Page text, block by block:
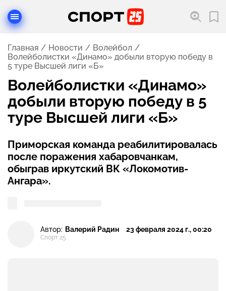
Главная Новости
Волейбол
Волейболистки «Динамо» добыли вторую победу в
5 туре Высшей лиги «Б»
Волейболистки «Динамо»
добыли вторую победу в 5
туре Высшей лиги «Б»
Приморская команда реабилитировалась
после поражения хабаровчанкам,
обыграв иркутский ВК «Локомотив-
Ангара».
Автор: Валерий Радин
Спорт 25
23 февраля 2024 г., 00:20